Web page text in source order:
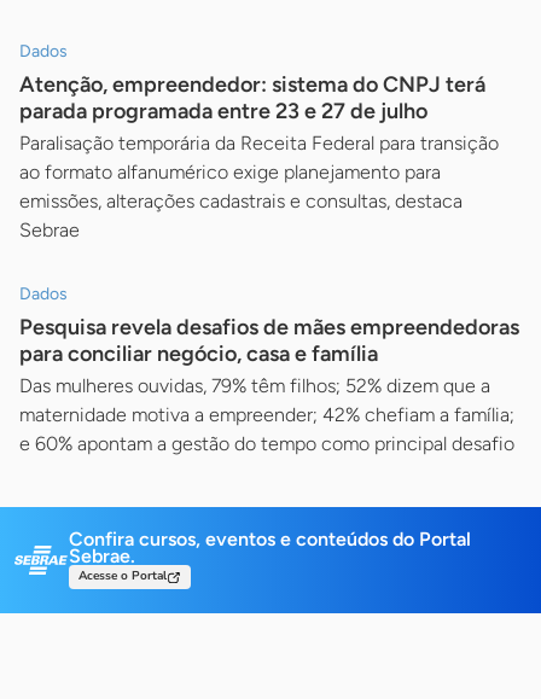
Dados
Atenção, empreendedor: sistema do CNPJ terá
parada programada entre 23 e 27 de julho
Paralisação temporária da Receita Federal para transição
ao formato alfanumérico exige planejamento para
emissões, alterações cadastrais e consultas, destaca
Sebrae
Dados
Pesquisa revela desafios de mães empreendedoras
para conciliar negócio, casa e família
Das mulheres ouvidas, 79% têm filhos; 52% dizem que a
maternidade motiva a empreender; 42% chefiam a família;
e 60% apontam a gestão do tempo como principal desafio
Confira cursos, eventos e conteúdos do Portal
Sebrae.
Acesse o Portal